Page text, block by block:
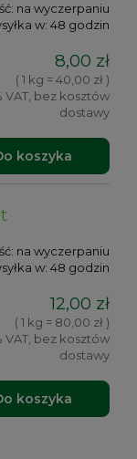
na wyczerpaniu
w: 48 godzin
8,00 zł
( 1 kg = 40,00 zł )
VAT, bez kosztów
dostawy
koszyka
na wyczerpaniu
w: 48 godzin
12,00 zł
( 1 kg = 80,00 zł )
VAT, bez kosztów
dostawy
koszyka